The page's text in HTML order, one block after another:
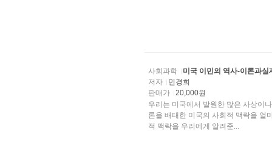
사회과학
미국 이민의 역사-이론과
저자
민경희
판매가
20,000원
우리는 미국에서 발원한 많은 사상이
론을 배태한 미국의 사회적 맥락을 얼마나 잘 알면서 가르치고 있는가? 미국의 이민사는 이런 사회
적 맥락을 우리에게 알려준...